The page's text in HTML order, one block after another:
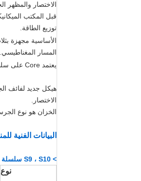
الاختصار والمظهر
قبل المكتب
توزيع الطاقة.
الأساسية مجهزة
المسار
يعتمد Core على سلسلة من التدابير المسحوبة ، ويضغط على الملف ، والغراء الخاص لصلب السيليكون لزيادة قوة الآلية.
هيكل جديد لفائف
الاختصار.
الخزان هو نوع
البيانات الفنية
> S9 ، S10 سلسلة 10KV ثلاث مراحل تفريغ محول توزيع الصنبور
نوع